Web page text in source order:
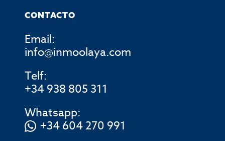
CONTACTO
Email:
info@inmoolaya.com
Telf:
+34 938 805 311
Whatsapp:
+34 604 270 991